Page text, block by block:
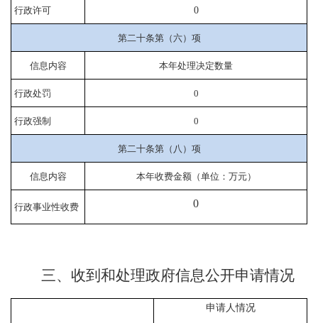
行政许可 0
第二十条第（六）项
信息内容 本年处理决定数量
行政处罚 0
行政强制 0
第二十条第（八）项
信息内容 本年收费金额（单位：万元）
行政事业性收费 0
三、收到和处理政府信息公开申请情况
申请人情况